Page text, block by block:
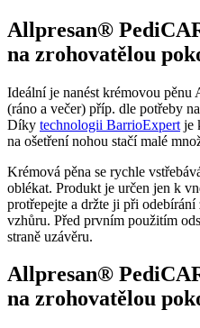
Allpresan®
na zrohovatělou
Ideální je nanést krémovou pěnu
(ráno a večer) příp. dle potřeby
Díky technologii BarrioExpert je
na ošetření nohou stačí malé
Krémová pěna se rychle
oblékat. Produkt je určen jen k
protřepejte a držte ji při
vzhůru. Před prvním použitím
straně uzávěru.
Allpresan®
na zrohovatělou